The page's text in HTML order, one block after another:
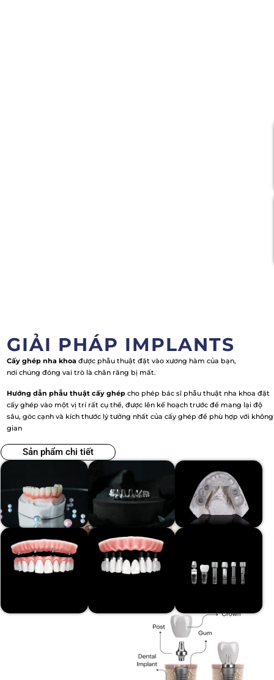
GIẢI PHÁP IMPLANTS
Cấy ghép nha khoa được phẫu thuật đặt vào xương hàm của bạn,
nơi chúng đóng vai trò là chân răng bị mất.
Hướng dẫn phẫu thuật cấy ghép cho phép bác sĩ phẫu thuật nha khoa đặt
cấy ghép vào một vị trí rất cụ thể, được lên kế hoạch trước để mang lại độ
sâu, góc cạnh và kích thước lý tưởng nhất của cấy ghép để phù hợp với không
gian
Sản phẩm chi tiết